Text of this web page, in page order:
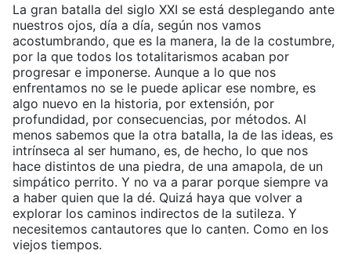
La gran batalla del siglo XXI se está desplegando ante
nuestros ojos, día a día, según nos vamos
acostumbrando, que es la manera, la de la costumbre,
por la que todos los totalitarismos acaban por
progresar e imponerse. Aunque a lo que nos
enfrentamos no se le puede aplicar ese nombre, es
algo nuevo en la historia, por extensión, por
profundidad, por consecuencias, por métodos. Al
menos sabemos que la otra batalla, la de las ideas, es
intrínseca al ser humano, es, de hecho, lo que nos
hace distintos de una piedra, de una amapola, de un
simpático perrito. Y no va a parar porque siempre va
a haber quien que la dé. Quizá haya que volver a
explorar los caminos indirectos de la sutileza. Y
necesitemos cantautores que lo canten. Como en los
viejos tiempos.